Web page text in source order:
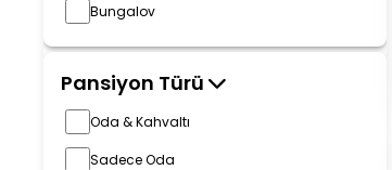
Bungalov
Pansiyon Türü
Oda & Kahvaltı
Sadece Oda